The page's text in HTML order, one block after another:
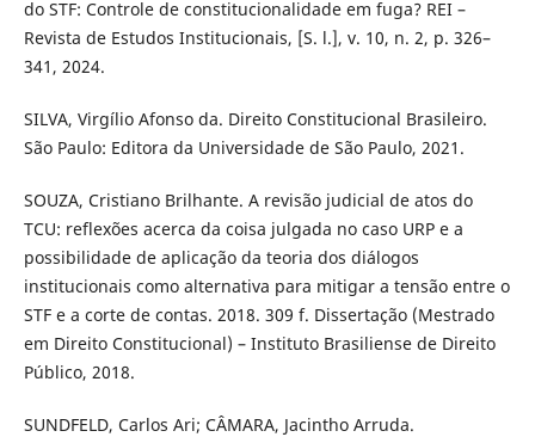
do STF: Controle de constitucionalidade em fuga? REI –
Revista de Estudos Institucionais, [S. l.], v. 10, n. 2, p. 326–
341, 2024.
SILVA, Virgílio Afonso da. Direito Constitucional Brasileiro.
São Paulo: Editora da Universidade de São Paulo, 2021.
SOUZA, Cristiano Brilhante. A revisão judicial de atos do
TCU: reflexões acerca da coisa julgada no caso URP e a
possibilidade de aplicação da teoria dos diálogos
institucionais como alternativa para mitigar a tensão entre o
STF e a corte de contas. 2018. 309 f. Dissertação (Mestrado
em Direito Constitucional) – Instituto Brasiliense de Direito
Público, 2018.
SUNDFELD, Carlos Ari; CÂMARA, Jacintho Arruda.